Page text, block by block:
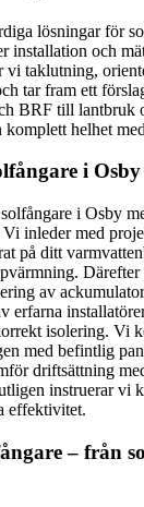
lösningar för
installation och
vi taklutning,
tar fram ett
BRF till lantbruk
komplett helhet
i Osby
i Osby
Vi inleder med
på ditt
av
erfarna
isolering. Vi
med befintlig
driftsättning
instruerar vi
effektivitet.
– från